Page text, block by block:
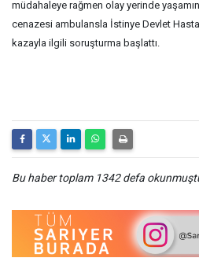
müdahaleye rağmen olay yerinde
cenazesi ambulansla İstinye Devlet
kazayla ilgili soruşturma başlattı.
Bu haber toplam 1342 defa